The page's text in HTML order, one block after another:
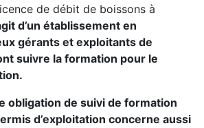
de débit de boissons à
d’un établissement en
gérants et exploitants de
suivre la formation pour le
obligation de suivi de formation
d’exploitation concerne aussi